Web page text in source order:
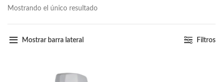
Mostrando el único resultado
Mostrar barra lateral Filtros